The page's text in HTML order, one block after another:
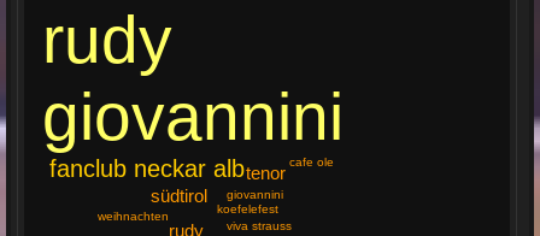
rudy
giovannini
fanclub neckar alb
südtirol
tenor
rudy
koefelefest
giovannini
viva strauss
weihnachten
cafe ole